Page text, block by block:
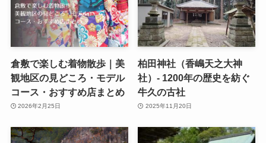
倉敷で楽しむ着物散歩｜美
観地区の見どころ・モデル
コース・おすすめ店まとめ
2026年2月25日
柏田神社（香嶋天之大神
社）- 1200年の歴史を紡ぐ
牛久の古社
2025年11月20日